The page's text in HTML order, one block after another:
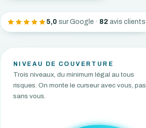
5,0 sur Google · 82 avis clients
NIVEAU DE COUVERTURE
Trois niveaux, du minimum légal au tous
risques. On monte le curseur avec vous, pas
sans vous.